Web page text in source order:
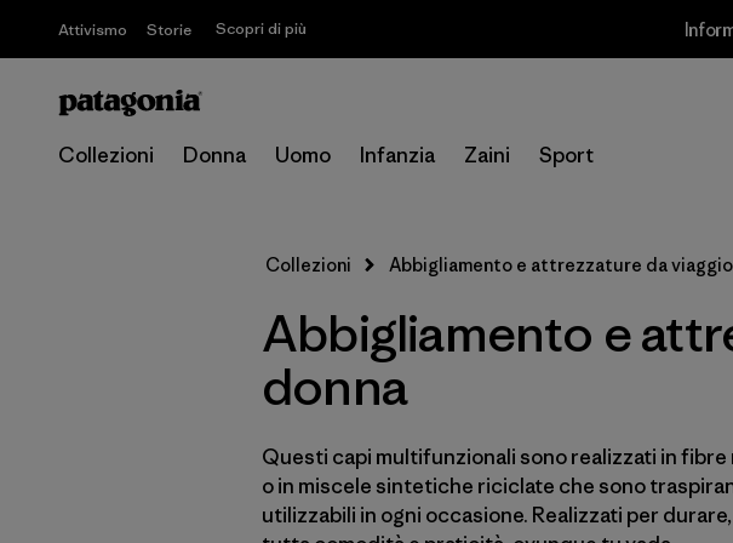
Attivismo Storie Scopri di più
Collezioni Donna Uomo Infanzia Zaini Sport
M (26)
XL (26)
XXL (11)
Collezioni Abbigliamento e attrezzature da viaggio
Abbigliamento e
donna
Questi capi multifunzionali sono realizzati in
o in miscele sintetiche riciclate che sono
utilizzabili in ogni occasione. Realizzati per